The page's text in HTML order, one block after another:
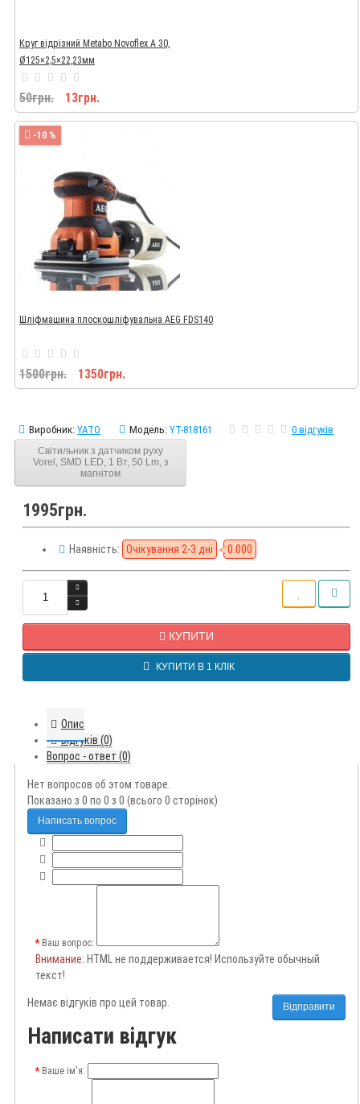
Круг відрізний Metabo Novoflex A 30,
Ø125×2,5×22,23мм
50грн. 13грн.
-10 %
Шліфмашина плоскошліфувальна AEG FDS140
1500грн. 1350грн.
Виробник: YATO Модель: YT-818161 0 відгуків
Світильник з датчиком руху
Vorel, SMD LED, 1 Вт, 50 Lm, з
магнітом
1995грн.
Наявність: Очікування 2-3 дні 0.000
КУПИТИ
КУПИТИ В 1 КЛІК
Опис
Відгуків (0)
Вопрос - ответ (0)
Нет вопросов об этом товаре.
Показано з 0 по 0 з 0 (всього 0 сторінок)
Написать вопрос
Ваш вопрос:
Внимание: HTML не поддерживается! Используйте обычный
текст!
Відправити
Немає відгуків про цей товар.
Написати відгук
Ваше ім'я: